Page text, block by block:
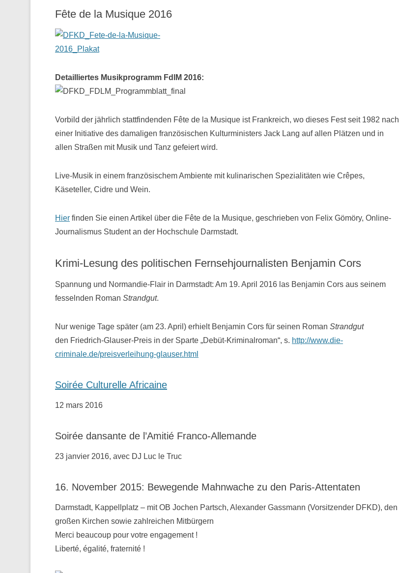
Fête de la Musique 2016
Detailliertes Musikprogramm FdlM 2016:
Vorbild der jährlich stattfindenden Fête de la Musique ist Frankreich, wo dieses Fest seit 1982 nach
einer Initiative des damaligen französischen Kulturministers Jack Lang auf allen Plätzen und in
allen Straßen mit Musik und Tanz gefeiert wird.
Live-Musik in einem französischem Ambiente mit kulinarischen Spezialitäten wie Crêpes,
Käseteller, Cidre und Wein.
Hier finden Sie einen Artikel über die Fête de la Musique, geschrieben von Felix Gömöry, Online-
Journalismus Student an der Hochschule Darmstadt.
Krimi-Lesung des politischen Fernsehjournalisten Benjamin Cors
Spannung und Normandie-Flair in Darmstadt: Am 19. April 2016 las Benjamin Cors aus seinem
fesselnden Roman Strandgut.
Nur wenige Tage später (am 23. April) erhielt Benjamin Cors für seinen Roman Strandgut
den Friedrich-Glauser-Preis in der Sparte „Debüt-Kriminalroman“, s. http://www.die-
criminale.de/preisverleihung-glauser.html
Soirée Culturelle Africaine
12 mars 2016
Soirée dansante de l’Amitié Franco-Allemande
23 janvier 2016, avec DJ Luc le Truc
16. November 2015: Bewegende Mahnwache zu den ‪Paris-Attentaten
Darmstadt, Kappellplatz – mit OB Jochen Partsch, Alexander Gassmann (Vorsitzender ‪‎DFKD), den
großen Kirchen sowie zahlreichen Mitbürgern
Merci beaucoup pour votre engagement !
Liberté, égalité, fraternité !